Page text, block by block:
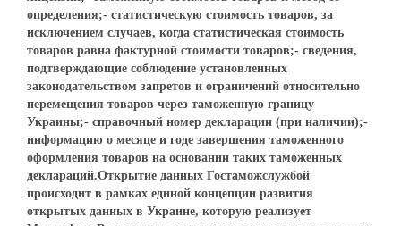
определения;- статистическую стоимость товаров, за
исключением случаев, когда статистическая стоимость
товаров равна фактурной стоимости товаров;- сведения,
подтверждающие соблюдение установленных
законодательством запретов и ограничений относительно
перемещения товаров через таможенную границу
Украины;- справочный номер декларации (при наличии);-
информацию о месяце и годе завершения таможенного
оформления товаров на основании таких таможенных
деклараций.Открытие данных Гостаможслужбой
происходит в рамках единой концепции развития
открытых данных в Украине, которую реализует